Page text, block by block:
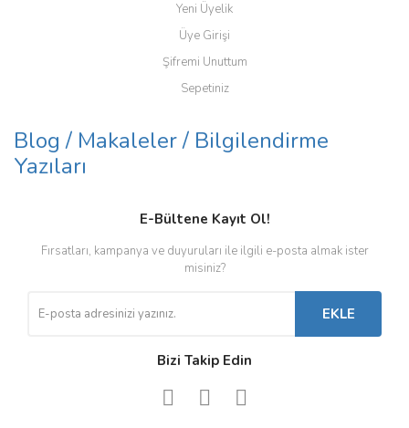
Yeni Üyelik
Üye Girişi
Şifremi Unuttum
Sepetiniz
Blog / Makaleler / Bilgilendirme
Yazıları
E-Bültene Kayıt Ol!
Fırsatları, kampanya ve duyuruları ile ilgili e-posta almak ister
misiniz?
EKLE
Bizi Takip Edin